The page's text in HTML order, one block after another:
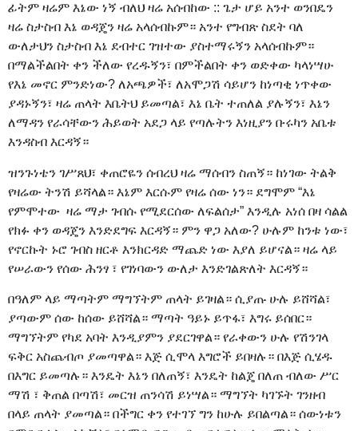
ፊትም ዛሬም እኔው ነኝ ብለህ ዛሬ አሰብከው :: ጌታ ሆይ አንተ ወንበዴን
ዛሬ ስታስብ እኔ ወዳጄን ዛሬ አላሰብኩም። አንተ የግብጽ ስደት ባለ
ውለታህን ስታስብ እኔ ደብተር ገዝተው ያስተማሩኝን አላሰብኩም።
በማልችልበት ቀን ችለው የረዱኝን፣ በምችልበት ቀን ወድቀው ካላነሣሁ
የእኔ መኖር ምንድነው? ለአጫዎች፣ ለአሞጋሽ ሳይሆን ከነጣቂ ነጥቀው
ያዳኑኝን፣ ዛሬ ጠላት እቤትህ ይመጣል፣ እኔ ቤት ተጠለል ያሉኝን፣ እኔን
ለማዳን የራሳቸውን ሕይወት አደጋ ላይ የጣሉትን እነዚያን ቡሩካን አቤቱ
እንዳስብ እርዳኝ።
ዝንጉነቴን ገሥጸህ፣ ቀጠሮዬን ሰብረህ ዛሬ ማሰብን ስጠኝ። ከነገው ትልቅ
የዛሬው ትንሽ ይሻላል። እኔም እርሱም የዛሬ ሰው ነን። ደግሞም “እኔ
የምሞተው ዛሬ ማታ ገብሱ የሚደርሰው ለፍልሰታ” እንዲሉ አነሰ በዛ ሳልል
የክፉ ቀን ወዳጄን እንድደግፍ እርዳኝ። ምን ዋጋ አለው? ሁሉም ከንቱ ነው፣
የኖርኩት ኑሮ ገብስ ዘርቶ እንክርዳድ ማጨድ ነው እያለ ይሆናል። ዛሬ ላይ
የሠራውን የሰው ሕንፃ ፣ የገነባውን ውለታ እንድገልጽለት እርዳኝ።
በዓለም ላይ ማጣትም ማግኘትም ጠላት ይገዛል። ሲያጡ ሁሉ ይሸሻል፣
ያጣውም ሰው ከሰው ይሸሻል። ማጣት ዓይኑ ይጥፋ፣ እግሩ ይሰበር።
ማግኘትም የካደ አባት እንዲያምን ያደርገዋል። የራቀውን ሁሉ የሽንገላ
ፍቅር አስጨብጦ ያመጣዋል። እጅ ሲሞላ እግሮች ይበዛሉ። በእጅ ሲሄዱ
በእግር ይመጣሉ። እንዴት እኔን በለጠኝ፣ እንዴት ከልጄ በለጠ ብለው ሥር
ማሽ ፣ ቅጠል በጣሽ፣ መርዝ ጠንሳሽ ይነሣል። ማግኘት ካገኙት ገንዘብ
በላይ ጠላት ያመጣል። በችግር ቀን የተገኘ ግን ከሁሉ ይበልጣል። ሰውነቱን